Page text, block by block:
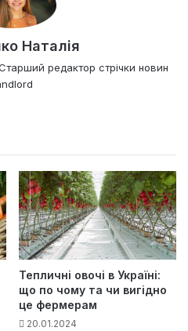
Наталія
редактор стрічки новин
Тепличні овочі в Україні:
що по чому та чи вигідно
це фермерам
20.01.2024